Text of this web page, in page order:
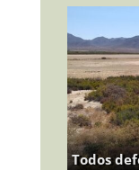
Todos